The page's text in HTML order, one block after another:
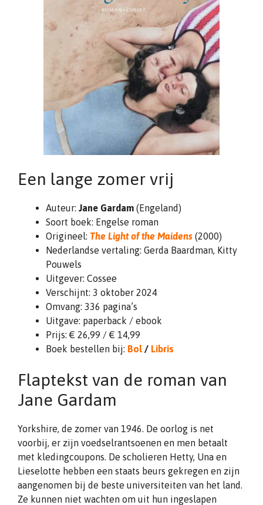
Een lange zomer vrij
Auteur: Jane Gardam (Engeland)
Soort boek: Engelse roman
Origineel: The Light of the Maidens (2000)
Nederlandse vertaling: Gerda Baardman, Kitty
Pouwels
Uitgever: Cossee
Verschijnt: 3 oktober 2024
Omvang: 336 pagina’s
Uitgave: paperback / ebook
Prijs: € 26,99 / € 14,99
Boek bestellen bij: Bol / Libris
Flaptekst van de roman van
Jane Gardam
Yorkshire, de zomer van 1946. De oorlog is net
voorbij, er zijn voedselrantsoenen en men betaalt
met kledingcoupons. De scholieren Hetty, Una en
Lieselotte hebben een staats beurs gekregen en zijn
aangenomen bij de beste universiteiten van het land.
Ze kunnen niet wachten om uit hun ingeslapen